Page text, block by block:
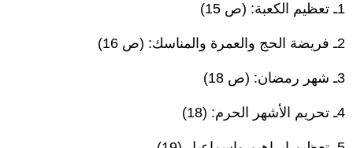
1ـ تعظيم الكعبة: (ص 15)
2ـ فريضة الحج والعمرة والمناسك: (ص 16)
3ـ شهر رمضان: (ص 18)
4ـ تحريم الأشهر الحرم: (18)